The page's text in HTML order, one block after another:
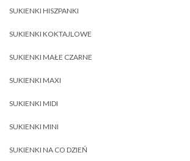
SUKIENKI HISZPANKI
SUKIENKI KOKTAJLOWE
SUKIENKI MAŁE CZARNE
SUKIENKI MAXI
SUKIENKI MIDI
SUKIENKI MINI
SUKIENKI NA CO DZIEŃ